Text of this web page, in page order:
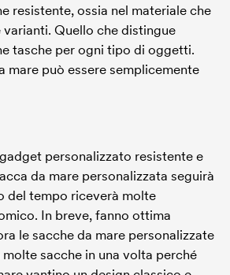
resistente, ossia nel materiale che
Quello che distingue
tasche per ogni tipo di oggetti.
può essere semplicemente
personalizzato resistente e
da mare personalizzata seguirà
del tempo riceverà molte
In breve, fanno ottima
le sacche da mare personalizzate
sacche in una volta perché